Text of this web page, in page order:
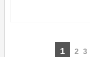
1 2 3